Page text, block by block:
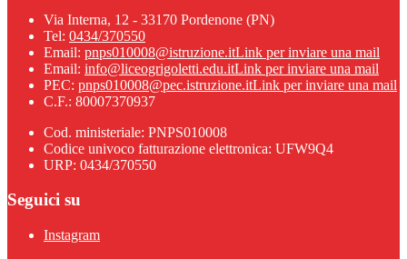
Via Interna, 12 - 33170 Pordenone (PN)
Tel: 0434/370550
Email: pnps010008@istruzione.itLink per inviare una mail
Email: info@liceogrigoletti.edu.itLink per inviare una mail
PEC: pnps010008@pec.istruzione.itLink per inviare una mail
C.F.: 80007370937
Cod. ministeriale: PNPS010008
Codice univoco fatturazione elettronica: UFW9Q4
URP: 0434/370550
Seguici su
Instagram